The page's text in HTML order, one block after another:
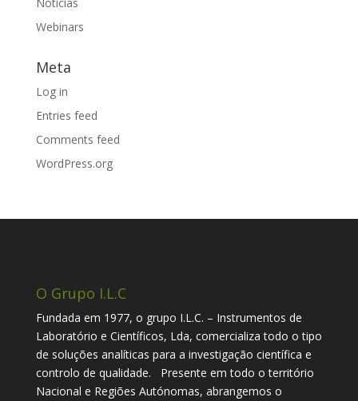
Webinars
Meta
Log in
Entries feed
Comments feed
WordPress.org
O Grupo I.L.C
Fundada em 1977, o grupo I.L.C. – Instrumentos de
Laboratório e Científicos, Lda, comercializa todo o tipo
de soluções analíticas para a investigação científica e
controlo de qualidade. Presente em todo o território
Nacional e Regiões Autónomas, abrangemos o